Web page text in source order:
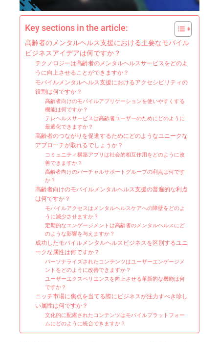
Key sections in the article:
高齢者のメンタルヘルス支援における主要なモバイル
ビジネスアイデアは何ですか？
テクノロジーは高齢者のメンタルヘルスサービスをどのよ
うに向上させることができますか？
モバイルメンタルヘルス支援におけるアクセシビリティの
役割は何ですか？
高齢者向けのモバイルアプリケーションを使いやすくする
機能は何ですか？
テレヘルスサービスは高齢者ユーザーのためにどのように
最適化できますか？
高齢者のつながりを促進するためにどのようなユニークな
アプローチが取れるでしょうか？
コミュニティ構築アプリは社会的相互作用をどのように改
善できますか？
高齢者向けのバーチャルサポートグループの利点は何です
か？
高齢者向けのモバイルメンタルヘルス支援の普遍的な利点
は何ですか？
モバイルアクセスはメンタルヘルスケアへの障壁をどのよ
うに減少させますか？
定期的なエンゲージメントは高齢者のメンタルヘルスにど
のような影響を与えますか？
成功したモバイルメンタルヘルスビジネスを区別するユニ
ークな属性は何ですか？
パーソナライズされたコンテンツはユーザーエンゲージメ
ントをどのように改善できますか？
ユーザーエクスペリエンスを向上させる革新的な機能は何
ですか？
ニッチ市場に焦点を当てる際にビジネスが注力すべき珍し
い属性は何ですか？
文化的に配慮されたコンテンツはモバイルプラットフォー
ムにどのように統合できますか？